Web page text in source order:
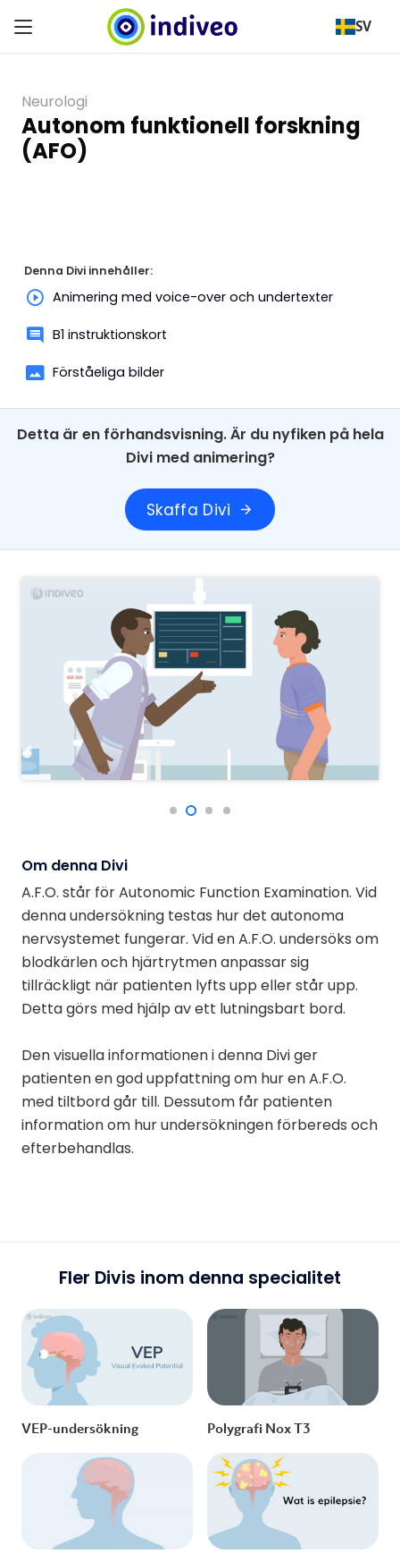
SV
Neurologi
Autonom funktionell forskning
(AFO)
Denna Divi innehåller:
Animering med voice-over och undertexter
B1 instruktionskort
Förståeliga bilder
Detta är en förhandsvisning. Är du nyfiken på hela
Divi med animering?
Skaffa Divi arrow_forward
Om denna Divi
A.F.O. står för Autonomic Function Examination. Vid
denna undersökning testas hur det autonoma
nervsystemet fungerar. Vid en A.F.O. undersöks om
blodkärlen och hjärtrytmen anpassar sig
tillräckligt när patienten lyfts upp eller står upp.
Detta görs med hjälp av ett lutningsbart bord.
Den visuella informationen i denna Divi ger
patienten en god uppfattning om hur en A.F.O.
med tiltbord går till. Dessutom får patienten
information om hur undersökningen förbereds och
efterbehandlas.
Fler Divis inom denna specialitet
VEP-undersökning Polygrafi Nox T3